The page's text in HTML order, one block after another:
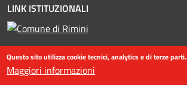
LINK ISTITUZIONALI
Questo sito utilizza cookie tecnici, analytics e di terze parti.
Maggiori informazioni